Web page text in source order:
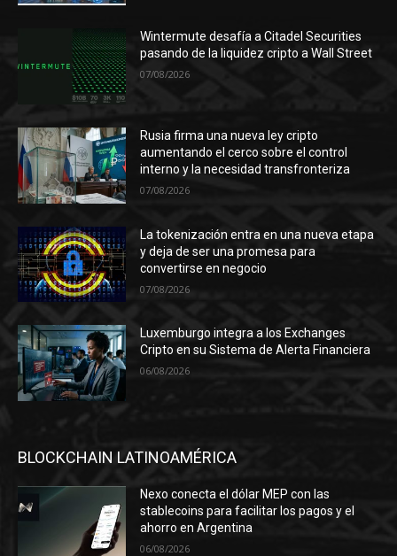
Wintermute desafía a Citadel Securities
pasando de la liquidez cripto a Wall Street
07/08/2026
Rusia firma una nueva ley cripto
aumentando el cerco sobre el control
interno y la necesidad transfronteriza
07/08/2026
La tokenización entra en una nueva etapa
y deja de ser una promesa para
convertirse en negocio
07/08/2026
Luxemburgo integra a los Exchanges
Cripto en su Sistema de Alerta Financiera
06/08/2026
BLOCKCHAIN LATINOAMÉRICA
Nexo conecta el dólar MEP con las
stablecoins para facilitar los pagos y el
ahorro en Argentina
06/08/2026